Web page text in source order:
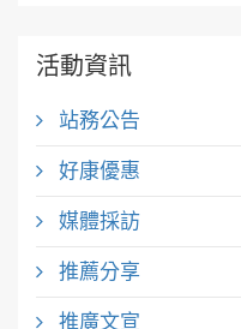
活動資訊
站務公告
好康優惠
媒體採訪
推薦分享
推廣文宣